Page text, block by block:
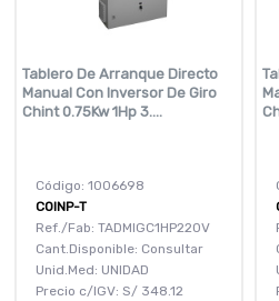
Tablero De Arranque Directo
Manual Con Inversor De Giro
Chint 0.75Kw 1Hp 3....
Código: 1006698
COINP-T
Ref./Fab: TADMIGC1HP220V
Cant.Disponible: Consultar
Unid.Med: UNIDAD
Precio c/IGV: S/ 348.12